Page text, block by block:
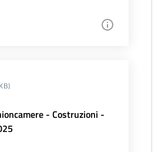
- Costruzioni -